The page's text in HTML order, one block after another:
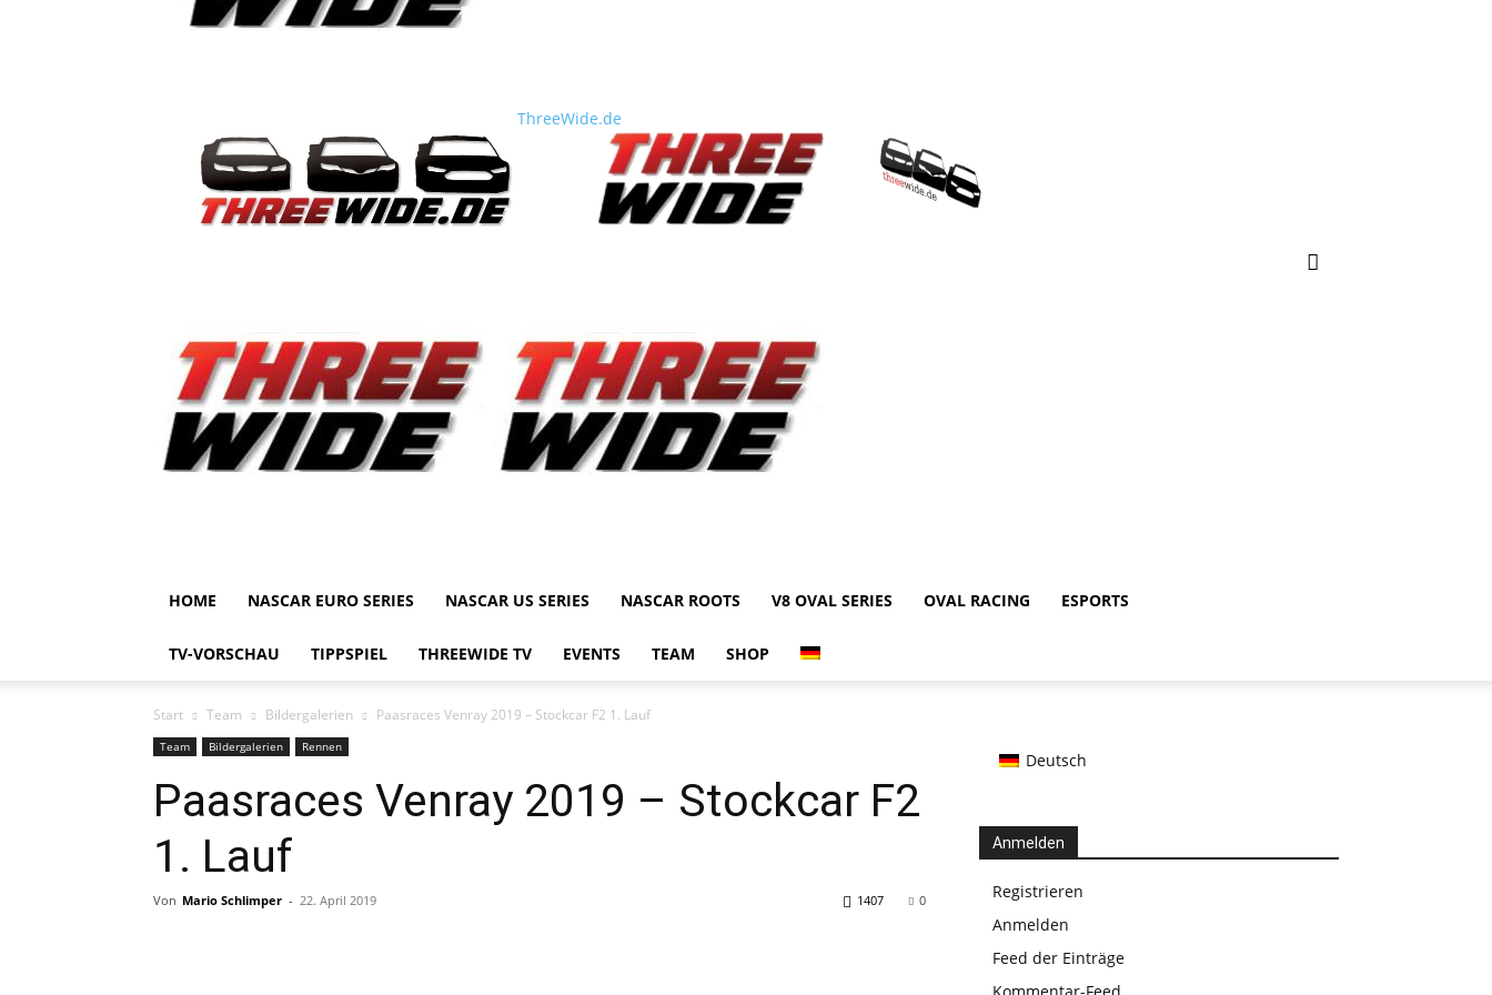
ThreeWide.de
HOME NASCAR EURO SERIES NASCAR US SERIES NASCAR ROOTS V8 OVAL SERIES OVAL RACING ESPORTS
TV-VORSCHAU TIPPSPIEL THREEWIDE TV EVENTS TEAM SHOP
Start Team Bildergalerien Paasraces Venray 2019 – Stockcar F2 1. Lauf
Team Bildergalerien Rennen
Paasraces Venray 2019 – Stockcar F2
1. Lauf
Von Mario Schlimper - 22. April 2019 0
1407
Deutsch
Anmelden
Registrieren
Anmelden
Feed der Einträge